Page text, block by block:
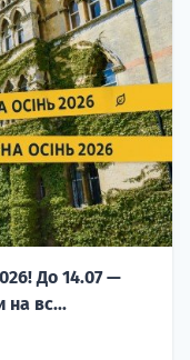
До 14.07 —
на вс...